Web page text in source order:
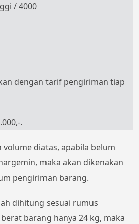
/ 4000
dengan tarif pengiriman tiap
.
diatas, apabila belum
maka akan dikenakan
pengiriman barang.
dihitung sesuai rumus
barang hanya 24 kg, maka